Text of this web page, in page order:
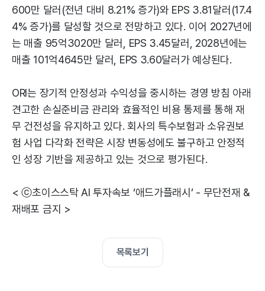
600만 달러(전년 대비 8.21% 증가)와 EPS 3.81달러(17.4
4% 증가)를 달성할 것으로 전망하고 있다. 이어 2027년에
는 매출 95억3020만 달러, EPS 3.45달러, 2028년에는
매출 101억4645만 달러, EPS 3.60달러가 예상된다.
ORI는 장기적 안정성과 수익성을 중시하는 경영 방침 아래
견고한 손실준비금 관리와 효율적인 비용 통제를 통해 재
무 건전성을 유지하고 있다. 회사의 특수보험과 소유권보
험 사업 다각화 전략은 시장 변동성에도 불구하고 안정적
인 성장 기반을 제공하고 있는 것으로 평가된다.
< ⓒ초이스스탁 AI 투자속보 ‘애드가플래시’ - 무단전재 &
재배포 금지 >
목록보기